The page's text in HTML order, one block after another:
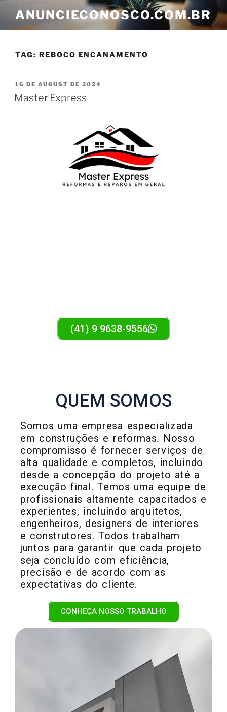
ANUNCIECONOSCO.COM.BR
TAG: REBOCO ENCANAMENTO
16 DE AUGUST DE 2024
Master Express
(41) 9 9638-9556
QUEM SOMOS
Somos uma empresa especializada
em construções e reformas. Nosso
compromisso é fornecer serviços de
alta qualidade e completos, incluindo
desde a concepção do projeto até a
execução final. Temos uma equipe de
profissionais altamente capacitados e
experientes, incluindo arquitetos,
engenheiros, designers de interiores
e construtores. Todos trabalham
juntos para garantir que cada projeto
seja concluído com eficiência,
precisão e de acordo com as
expectativas do cliente.
CONHEÇA NOSSO TRABALHO